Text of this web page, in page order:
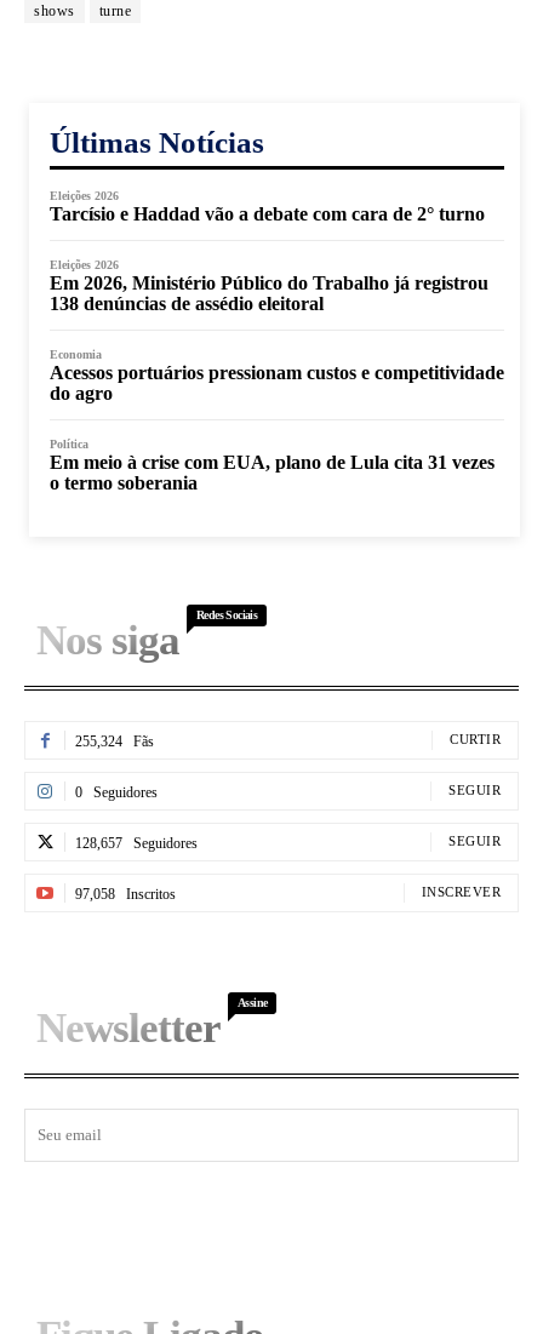
shows
turne
Últimas Notícias
Eleições 2026
Tarcísio e Haddad vão a debate com cara de 2° turno
Eleições 2026
Em 2026, Ministério Público do Trabalho já registrou
138 denúncias de assédio eleitoral
Economia
Acessos portuários pressionam custos e competitividade
do agro
Política
Em meio à crise com EUA, plano de Lula cita 31 vezes
o termo soberania
Nos siga
Redes Sociais
255,324 Fãs CURTIR
0 Seguidores SEGUIR
128,657 Seguidores SEGUIR
97,058 Inscritos INSCREVER
Newsletter
Assine